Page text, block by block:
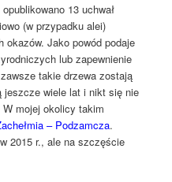
13 uchwał
(w przypadku alei)
okazów. Jako powód podaje
lub zapewnienie
takie drzewa zostają
wiele lat i nikt się nie
mojej okolicy takim
– Podzamcza.
2015 r., ale na szczęście